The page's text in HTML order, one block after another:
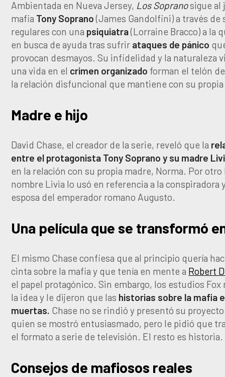
Ambientada en Nueva Jersey, Los Sopranosigue al
mafia Tony Soprano(James Gandolfini) a través de
regulares con una psiquiatra(Lorraine Bracco) a la
en busca de ayuda tras sufrir ataques de pánico
provocan desmayos. Su infidelidad y la naturaleza
una vida en el crimen organizado forman el telón
la relación disfuncional que mantiene con su
Madre e hijo
David Chase, el creador de la serie, reveló que la
entre el protagonista Tony Soprano y su madre
en la relación con su propia madre, Norma. Por otro
nombre Livia lo usó en referencia a la conspiradora
esposa del emperador romano Augusto.
Una película que se transformó
El mismo Chase confiesa que al principio quería
cinta sobre la mafia y que tenía en mente a Robert
el papel protagónico. Sin embargo, los estudios Fox
la idea y le dijeron que las historias sobre la mafia
muertas. Chase no se rindió y presentó su proyecto
quien se mostró entusiasmado, pero le pidió que
el formato a serie de televisión. El resto es historia.
Consejos de mafiosos reales